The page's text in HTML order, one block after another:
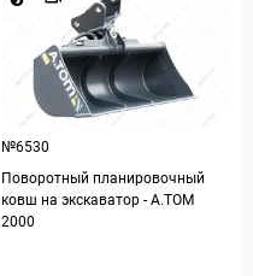
№6530
Поворотный планировочный
ковш на экскаватор - A.TOM
2000